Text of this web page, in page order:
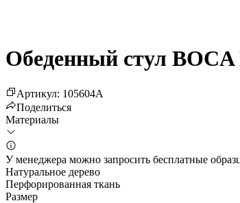
Обеденный стул BOCA
Артикул: 105604A
Поделиться
Материалы
У менеджера можно запросить бесплатные
Натуральное дерево
Перфорированная ткань
Размер